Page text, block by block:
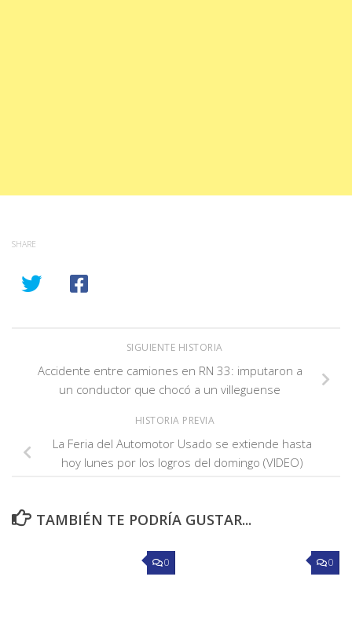
SHARE
SIGUIENTE HISTORIA
Accidente entre camiones en RN 33: imputaron a
un conductor que chocó a un villeguense
HISTORIA PREVIA
La Feria del Automotor Usado se extiende hasta
hoy lunes por los logros del domingo (VIDEO)
TAMBIÉN TE PODRÍA GUSTAR...
0 0